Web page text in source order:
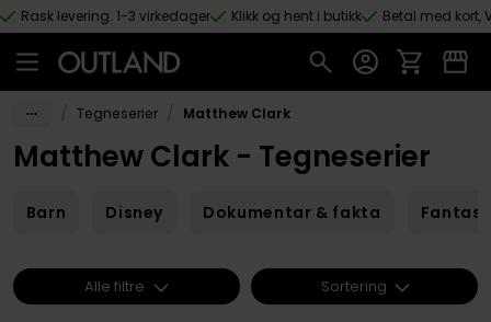
Hopp til hovedinnhold
Rask levering: 1-3 virkedager Klikk og hent i butikk Betal med kort,
Tegneserier Matthew Clark
Matthew Clark - Tegneserier
Barn Disney Dokumentar & fakta Fantasy
Alle filtre Sortering